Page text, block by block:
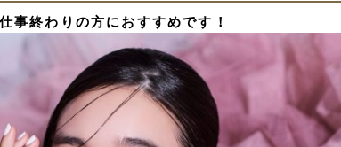
事終わりの方におすすめです！